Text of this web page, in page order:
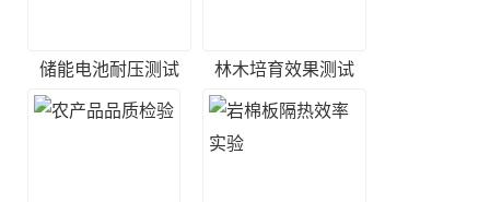
储能电池耐压测试 林木培育效果测试